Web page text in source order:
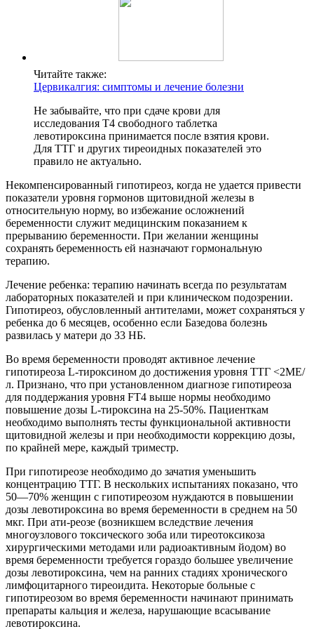
Читайте также:
Цервикалгия: симптомы и лечение болезни
Не забывайте, что при сдаче крови для
исследования Т4 свободного таблетка
левотироксина принимается после взятия крови.
Для ТТГ и других тиреоидных показателей это
правило не актуально.
Некомпенсированный гипотиреоз, когда не удается привести
показатели уровня гормонов щитовидной железы в
относительную норму, во избежание осложнений
беременности служит медицинским показанием к
прерыванию беременности. При желании женщины
сохранять беременность ей назначают гормональную
терапию.
Лечение ребенка: терапию начинать всегда по результатам
лабораторных показателей и при клиническом подозрении.
Гипотиреоз, обусловленный антителами, может сохраняться у
ребенка до 6 месяцев, особенно если Базедова болезнь
развилась у матери до 33 НБ.
Во время беременности проводят активное лечение
гипотиреоза L-тироксином до достижения уровня ТТГ <2МЕ/
л. Признано, что при установленном диагнозе гипотиреоза
для поддержания уровня FT4 выше нормы необходимо
повышение дозы L-тироксина на 25-50%. Пациенткам
необходимо выполнять тесты функциональной активности
щитовидной железы и при необходимости коррекцию дозы,
по крайней мере, каждый триместр.
При гипотиреозе необходимо до зачатия уменьшить
концентрацию ТТГ. В нескольких испытаниях показано, что
50—70% женщин с гипотиреозом нуждаются в повышении
дозы левотироксина во время беременности в среднем на 50
мкг. При ати-реозе (возникшем вследствие лечения
многоузлового токсического зоба или тиреотоксикоза
хирургическими методами или радиоактивным йодом) во
время беременности требуется гораздо большее увеличение
дозы левотироксина, чем на ранних стадиях хронического
лимфоцитарного тиреоидита. Некоторые больные с
гипотиреозом во время беременности начинают принимать
препараты кальция и железа, нарушающие всасывание
левотироксина.